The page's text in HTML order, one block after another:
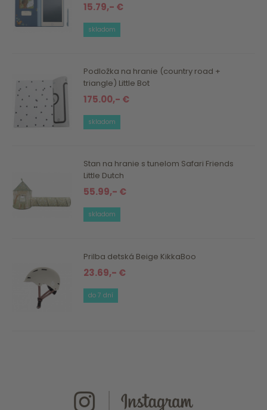
15.79,- €
skladom
Podložka na hranie (country road +
triangle) Little Bot
175.00,- €
skladom
Stan na hranie s tunelom Safari Friends
Little Dutch
55.99,- €
skladom
Prilba detská Beige KikkaBoo
23.69,- €
do 7 dní